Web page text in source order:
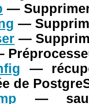
—
—
—
—
de
—